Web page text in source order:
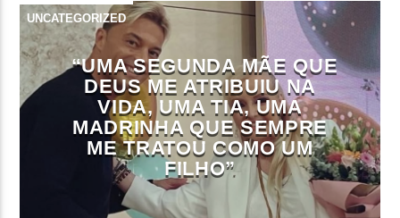
FAIXA ATUAL
TÍTULO
ARTISTA
UNCATEGORIZED
“UMA SEGUNDA MÃE QUE
DEUS ME ATRIBUIU NA
VIDA, UMA TIA, UMA
MADRINHA QUE SEMPRE
ME TRATOU COMO UM
FILHO”